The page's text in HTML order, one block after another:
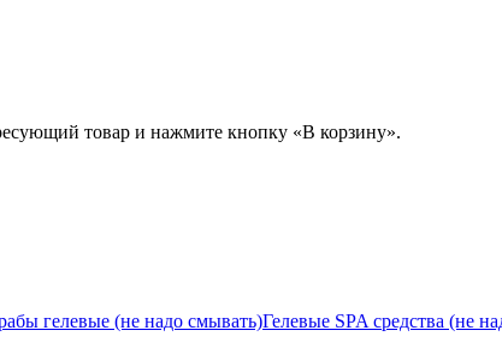
товар и нажмите кнопку «В корзину».
гелевые (не надо смывать)Гелевые SPA средства (не